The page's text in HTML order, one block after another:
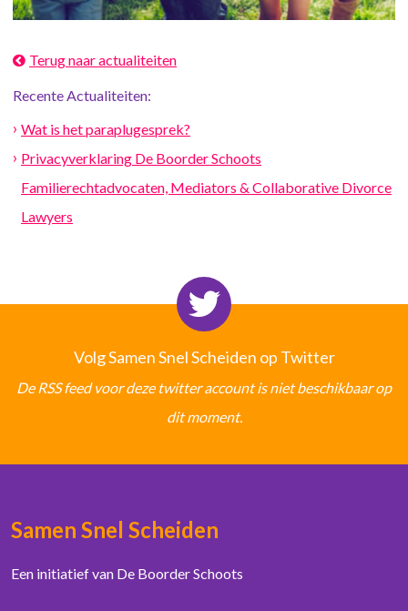
Terug naar actualiteiten
Recente Actualiteiten:
Wat is het paraplugesprek?
Privacyverklaring De Boorder Schoots
Familierechtadvocaten, Mediators & Collaborative Divorce
Lawyers
Volg Samen Snel Scheiden op Twitter
De RSS feed voor deze twitter account is niet beschikbaar op
dit moment.
Samen Snel Scheiden
Een initiatief van De Boorder Schoots